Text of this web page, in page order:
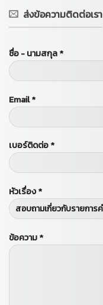
ส่งข้อความติดต่อเรา
ชื่อ - นามสกุล *
Email *
เบอร์ติดต่อ *
หัวเรื่อง *
ข้อความ *